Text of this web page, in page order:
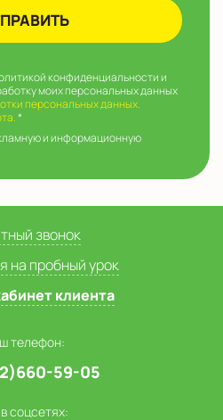
конфиденциальности и
моих персональных данных
персональных данных.
*
и информационную
звонок
на пробный урок
клиента
телефон:
59-05
соцсетях: